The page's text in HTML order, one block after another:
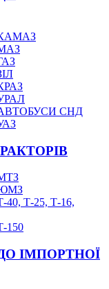
СНД
Т-25, Т-16,
150
ІМПОРТНОЇ